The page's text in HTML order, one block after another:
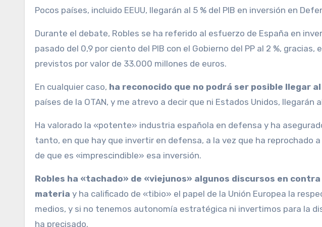
Pocos países, incluido EEUU, llegarán al 5 % del PIB en inversión en
Durante el debate, Robles se ha referido al esfuerzo de España en
pasado del 0,9 por ciento del PIB con el Gobierno del PP al 2 %,
previstos por valor de 33.000 millones de euros.
En cualquier caso, ha reconocido que no podrá ser posible llegar al
países de la OTAN, y me atrevo a decir que ni Estados Unidos, llegarán
Ha valorado la «potente» industria española en defensa y ha
tanto, en que hay que invertir en defensa, a la vez que ha reprochado
de que es «imprescindible» esa inversión.
Robles ha «tachado» de «viejunos» algunos discursos en
materia y ha calificado de «tibio» el papel de la Unión Europea la
medios, y si no tenemos autonomía estratégica ni invertimos para la
ha precisado.